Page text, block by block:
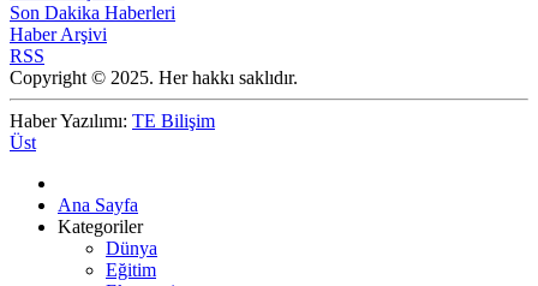
Son Dakika Haberleri
Haber Arşivi
RSS
Copyright © 2025. Her hakkı saklıdır.
Haber Yazılımı: TE Bilişim
Üst
Ana Sayfa
Kategoriler
Dünya
Eğitim